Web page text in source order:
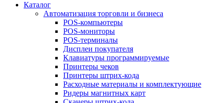
Каталог
Автоматизация торговли и бизнеса
POS-компьютеры
POS-мониторы
POS-терминалы
Дисплеи покупателя
Клавиатуры программируемые
Принтеры чеков
Принтеры штрих-кода
Расходные материалы и комплектующие
Ридеры магнитных карт